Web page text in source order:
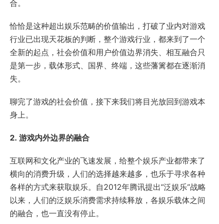
合。
恰恰是这种超出娱乐范畴的价值输出，打破了业内对游戏
行业已出现天花板的判断，整个游戏行业，都来到了一个
全新的起点，社会价值和用户价值边界消失、相互融合只
是第一步，载体形式、国界、终端，这些藩篱都在逐渐消
失。
聊完了游戏的社会价值，接下来我们将目光放回到游戏本
身上。
2. 游戏内外边界的融合
互联网和文化产业的飞速发展，给整个娱乐产业都带来了
横向的消费升级，人们的选择越来越多，也乐于寻求各种
各样的方式来获取娱乐。自2012年腾讯提出“泛娱乐”战略
以来，人们的泛娱乐消费需求持续释放，各娱乐载体之间
的融合，也一直没有停止。